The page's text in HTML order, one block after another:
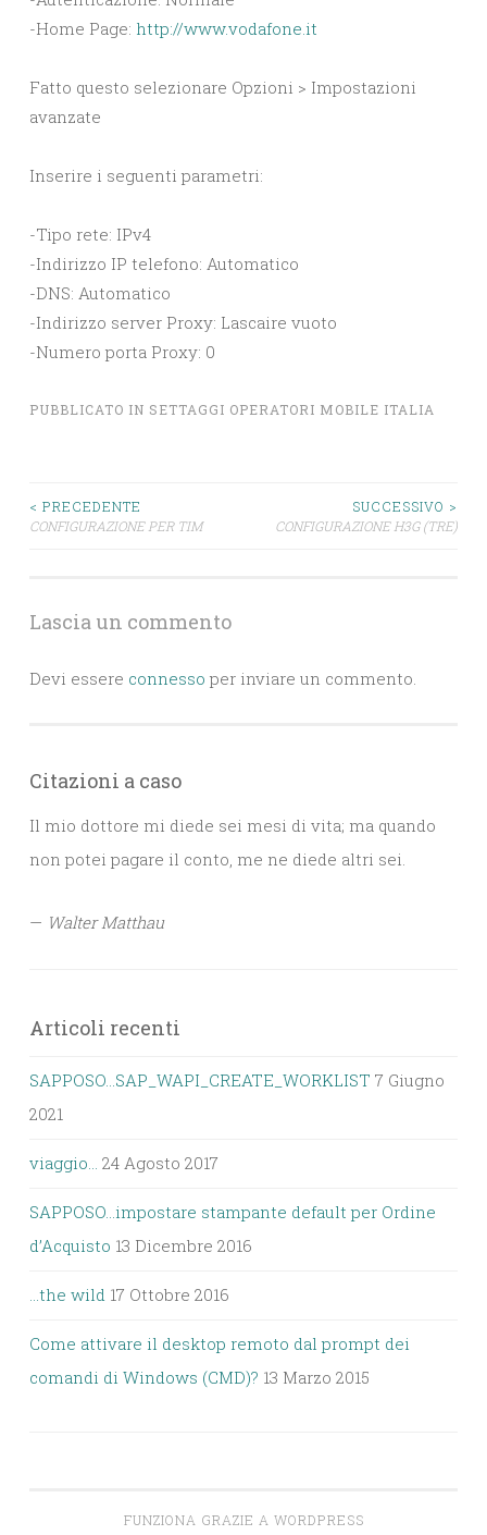
-Home Page: http://www.vodafone.it
Fatto questo selezionare Opzioni > Impostazioni
avanzate
Inserire i seguenti parametri:
-Tipo rete: IPv4
-Indirizzo IP telefono: Automatico
-DNS: Automatico
-Indirizzo server Proxy: Lascaire vuoto
-Numero porta Proxy: 0
PUBBLICATO IN SETTAGGI OPERATORI MOBILE ITALIA
Navigazione
< PRECEDENTE
CONFIGURAZIONE PER TIM
SUCCESSIVO >
CONFIGURAZIONE H3G (TRE)
Lascia un commento
Devi essere connesso per inviare un commento.
Citazioni a caso
Il mio dottore mi diede sei mesi di vita; ma quando
non potei pagare il conto, me ne diede altri sei.
— Walter Matthau
Articoli recenti
SAPPOSO…SAP_WAPI_CREATE_WORKLIST 7 Giugno
2021
viaggio… 24 Agosto 2017
SAPPOSO…impostare stampante default per Ordine
d’Acquisto 13 Dicembre 2016
…the wild 17 Ottobre 2016
Come attivare il desktop remoto dal prompt dei
comandi di Windows (CMD)? 13 Marzo 2015
FUNZIONA GRAZIE A WORDPRESS